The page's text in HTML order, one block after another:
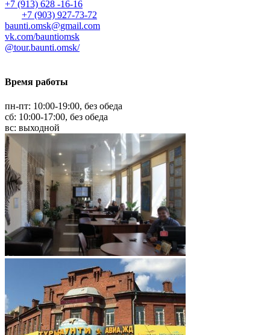
+7 (913) 628 -16-16
+7 (903) 927-73-72
baunti.omsk@gmail.com
vk.com/bauntiomsk
@tour.baunti.omsk/
Время работы
пн-пт: 10:00-19:00, без обеда
сб: 10:00-17:00, без обеда
вс: выходной